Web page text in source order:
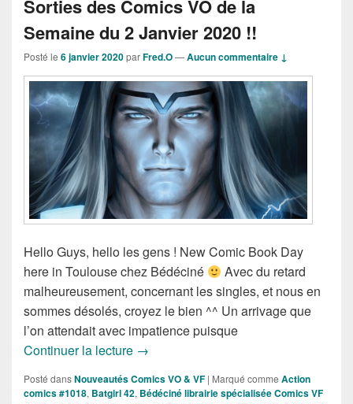
Sorties des Comics VO de la
Semaine du 2 Janvier 2020 !!
Posté le 6 janvier 2020parFred.O—Aucun commentaire ↓
Hello Guys, hello les gens ! New Comic Book Day
here in Toulouse chez Bédéciné
Avec du retard
malheureusement, concernant les singles, et nous en
sommes désolés, croyez le bien ^^ Un arrivage que
l’on attendait avec impatience puisque
Continuer la lecture Sorties des Comics VO de la
→
Posté dansNouveautés Comics VO & VF | Marqué comme Action
comics #1018, Batgirl 42, Bédéciné librairie spécialisée Comics VF